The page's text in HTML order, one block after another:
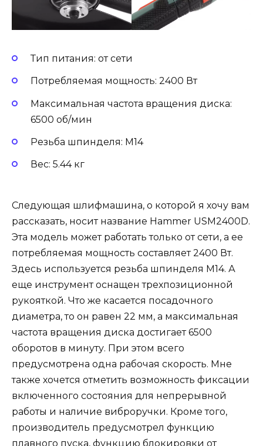
Тип питания: от сети
Потребляемая мощность: 2400 Вт
Максимальная частота вращения диска:
6500 об/мин
Резьба шпинделя: M14
Вес: 5.44 кг
Следующая шлифмашина, о которой я хочу вам
рассказать, носит название Hammer USM2400D.
Эта модель может работать только от сети, а ее
потребляемая мощность составляет 2400 Вт.
Здесь используется резьба шпинделя М14. А
еще инструмент оснащен трехпозиционной
рукояткой. Что же касается посадочного
диаметра, то он равен 22 мм, а максимальная
частота вращения диска достигает 6500
оборотов в минуту. При этом всего
предусмотрена одна рабочая скорость. Мне
также хочется отметить возможность фиксации
включенного состояния для непрерывной
работы и наличие виброручки. Кроме того,
производитель предусмотрел функцию
плавного пуска, функцию блокировки от